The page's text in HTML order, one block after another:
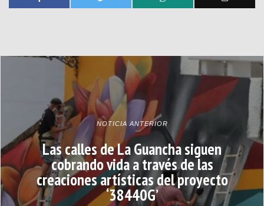
NOTICIA ANTERIOR
Las calles de La Guancha siguen
cobrando vida a través de las
creaciones artísticas del proyecto
‘38440G’